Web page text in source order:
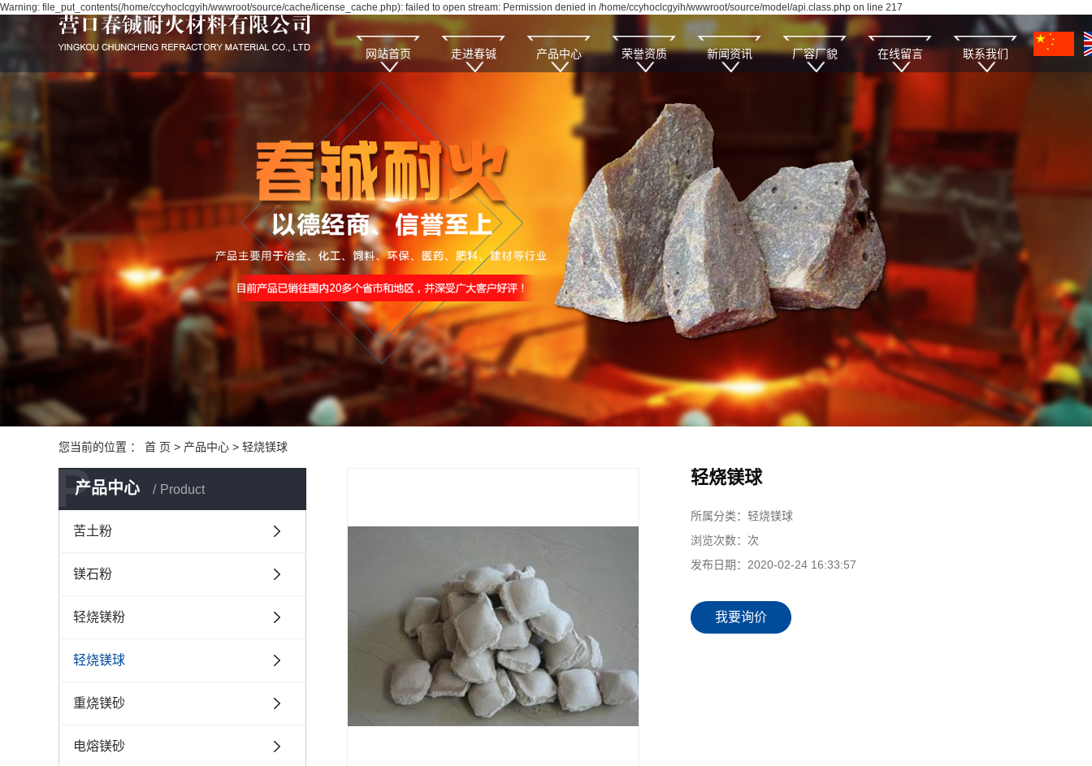
Warning: file_put_contents(/home/ccyhoclcgyih/wwwroot/source/cache/license_cache.php): failed to open stream: Permission denied in /home/ccyhoclcgyih/wwwroot/source/model/api.class.php on line 217
网站首页 走进春铖 产品中心 荣誉资质 新闻资讯 厂容厂貌 在线留言 联系我们
您当前的位置 ： 首 页 > 产品中心 > 轻烧镁球
产品中心 Product
P
苦土粉
镁石粉
轻烧镁粉
轻烧镁球
重烧镁砂
电熔镁砂
轻烧镁球
所属分类： 轻烧镁球
浏览次数： 次
发布日期： 2020-02-24 16:33:57
我要询价